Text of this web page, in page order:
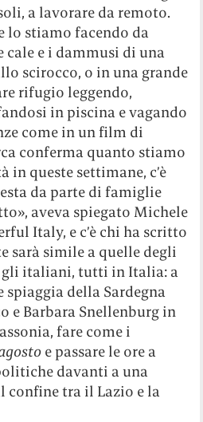
a lavorare da remoto.
lo stiamo facendo da
cale e i dammusi di una
scirocco, o in una grande
rifugio leggendo,
in piscina e vagando
come in un film di
conferma quanto stiamo
queste settimane, c’è
da parte di famiglie
aveva spiegato Michele
Italy, e c’è chi ha scritto
sarà simile a quelle degli
gli italiani, tutti in Italia: a
della Sardegna
e Barbara Snellenburg in
fare come i
e passare le ore a
davanti a una
confine tra il Lazio e la